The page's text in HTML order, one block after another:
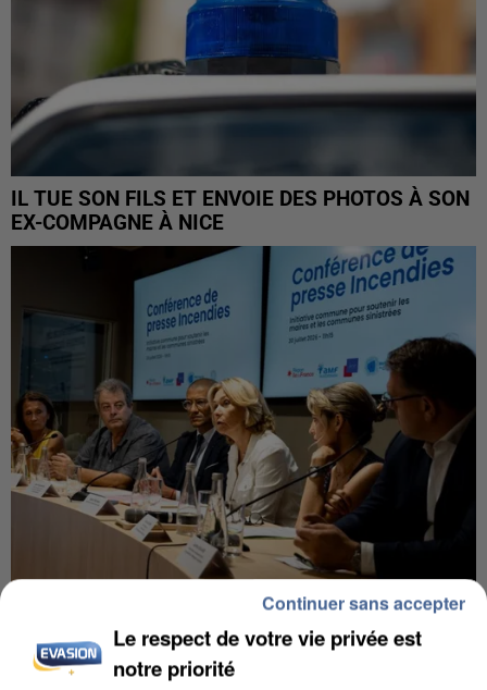
IL TUE SON FILS ET ENVOIE DES PHOTOS À SON
EX-COMPAGNE À NICE
INCENDIES : L’ÎLE-DE-FRANCE LANCE UN ÉLAN
DE SOLIDARITÉ AVEC LES...
Le respect de votre vie privée est
notre priorité
Continuer sans accepter